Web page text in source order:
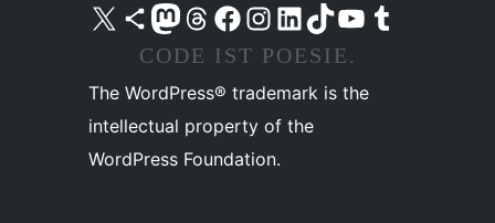
Unser X-Konto (früher Twitter) besuchen
Unser Bluesky-Konto besuchen
Unser Mastodon-Konto besuchen
Unser Threads-Konto besuchen
Unsere Facebook-Seite besuchen
Unser Instagram-Konto besuchen
Unser LinkedIn-Konto besuchen
Unser TikTok-Konto besuchen
Unseren YouTube-Kanal besuchen
Unser Tumblr-Konto besuchen
CODE IST POESIE.
The WordPress® trademark is the
intellectual property of the
WordPress Foundation.